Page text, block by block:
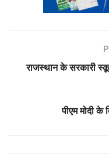
राजस्थान के सरकारी
पीएम मोदी के